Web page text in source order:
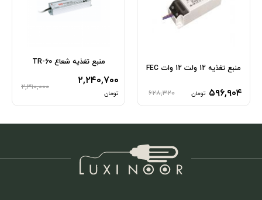
منبع تغذیه 12 ولت 12 وات FEC
۵۹۶,۹۰۴ تومان ۶۲۸,۳۲۰
منبع تغذیه شعاع TR-60
۲,۲۴۰,۷۰۰
تومان
۲,۳۱۰,۰۰۰